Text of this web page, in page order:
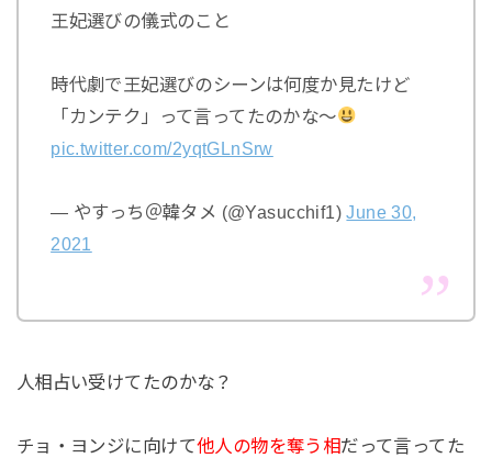
王妃選びの儀式のこと
時代劇で王妃選びのシーンは何度か見たけど
「カンテク」って言ってたのかな〜
pic.twitter.com/2yqtGLnSrw
— やすっち＠韓タメ (@Yasucchif1)June 30,
2021
人相占い受けてたのかな？
チョ・ヨンジに向けて他人の物を奪う相だって言ってた